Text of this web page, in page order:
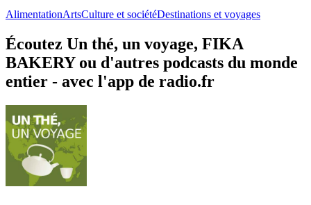
AlimentationArtsCulture et sociétéDestinations et voyages
Écoutez Un thé, un voyage, FIKA
BAKERY ou d'autres podcasts du monde
entier - avec l'app de radio.fr